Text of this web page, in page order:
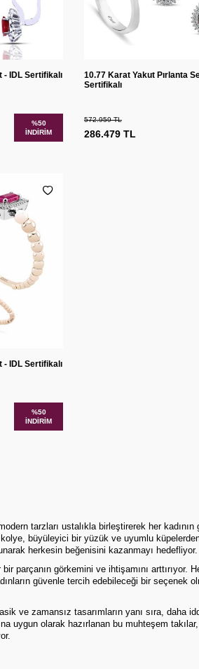
Karşılaştır
- IDL Sertifikalı
%50
İNDIRIM
Ekle
10.77 Karat Yakut Pırlanta
Sertifikalı
572.959TL
286.479 TL
Karşılaştır
- IDL Sertifikalı
%50
İNDIRIM
tarzları ustalıkla birleştirerek her
büyüleyici bir yüzük ve uyumlu
herkesin beğenisini kazanmayı hedefliyor.
parçanın görkemini ve ihtişamını
güvenle tercih edebileceği bir seçenek
ve zamansız tasarımların yanı sıra, daha
uygun olarak hazırlanan bu muhteşem